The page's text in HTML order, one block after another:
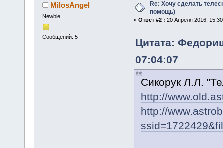
MilosAngel
Newbie
Сообщений: 5
Re: Хочу сделать
помощь)
« Ответ #2 : 20 Апреля 2016,
Цитата:
07:04:07
Сикорук Л.Л.
http://
http://